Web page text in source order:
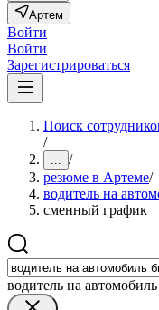
Артем
Войти
Войти
Зарегистрироваться
Поиск
/
... /
резюме в Артеме/
водитель на
сменный график
водитель на автомобиль